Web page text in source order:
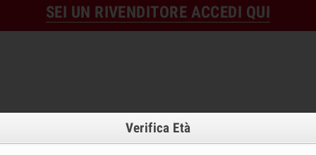
SEI UN RIVENDITORE ACCEDI QUI
Verifica Età